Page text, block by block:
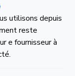
utilisons depuis
reste
e fournisseur à